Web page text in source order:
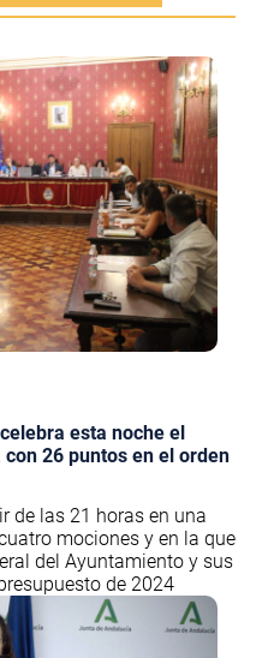
esta noche el
26 puntos en el orden
de las 21 horas en una
mociones y en la que
del Ayuntamiento y sus
de 2024